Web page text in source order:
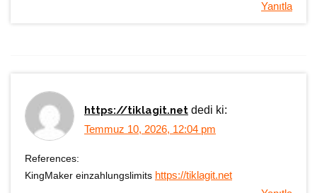
Yanıtla
https://tiklagit.net dedi ki:
Temmuz 10, 2026, 12:04 pm
References:
KingMaker einzahlungslimits https://tiklagit.net